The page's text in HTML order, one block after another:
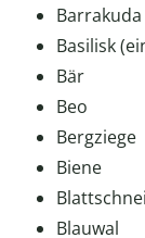
Basilisk
Bär
Beo
Bergziege
Biene
Blauwal